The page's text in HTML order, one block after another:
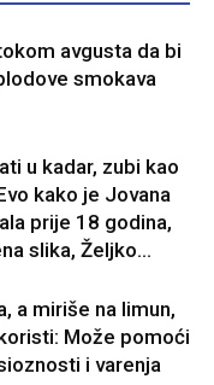
avgusta da bi
smokava
u kadar, zubi kao
kako je Jovana
prije 18 godina,
slika, Željko...
a miriše na limun,
Može pomoći
i varenja